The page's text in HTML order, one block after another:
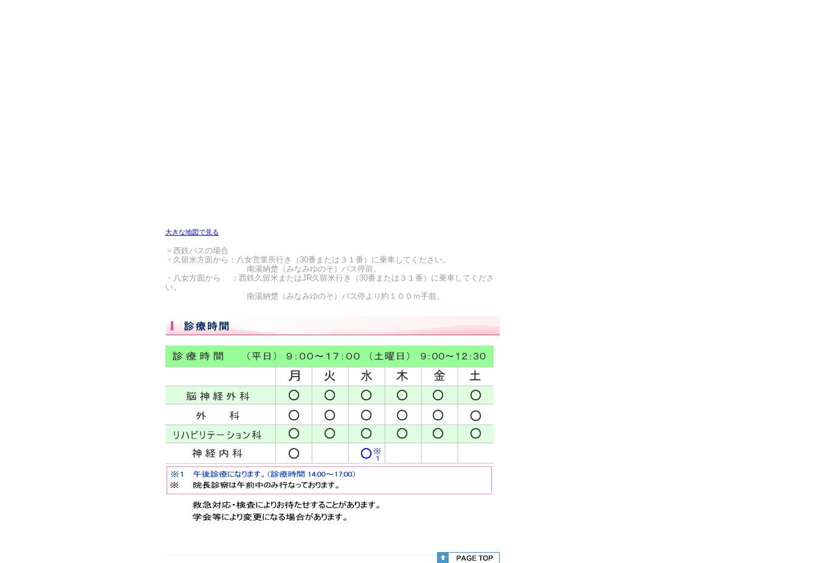
大きな地図で見る
＞西鉄バスの場合
・久留米方面から：八女営業所行き（30番または３１番）に乗車してください。
南湯納楚（みなみゆのそ）バス停前。
・八女方面から ：西鉄久留米またはJR久留米行き（30番または３１番）に乗車してくださ
い。
南湯納楚（みなみゆのそ）バス停より約１００ｍ手前。